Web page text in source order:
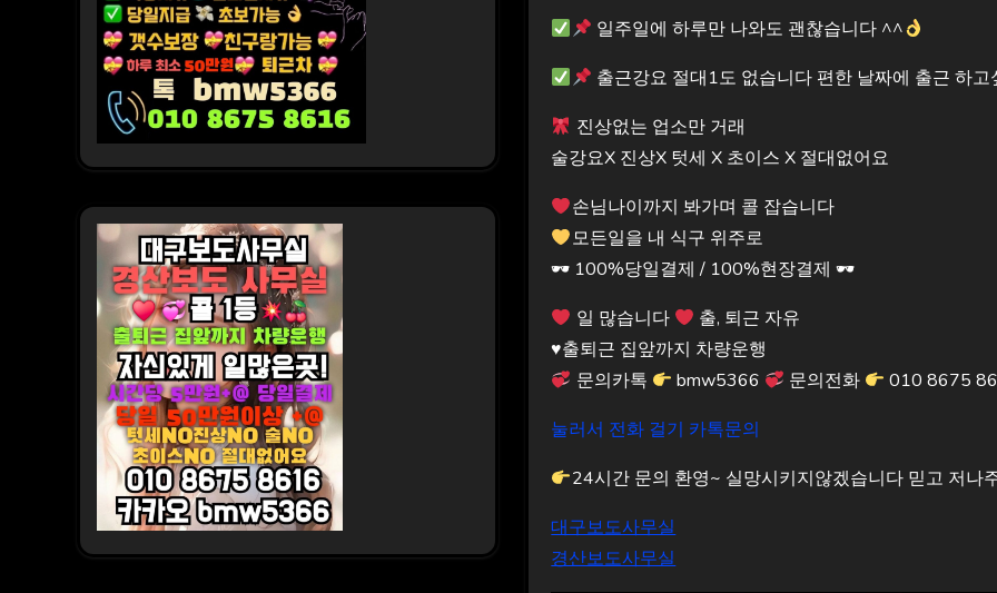
일주일에 하루만 나와도 괜찮습니다 ^^
출근강요 절대1도 없습니다 편한 날짜에 출근 하고
진상없는 업소만 거래
술강요X 진상X 텃세 X 초이스 X 절대없어요
손님나이까지 봐가며 콜 잡습니다
모든일을 내 식구 위주로
🕶 100%당일결제 / 100%현장결제 🕶
일 많습니다
출, 퇴근 자유
♥️출퇴근 집앞까지 차량운행
문의카톡
bmw5366 문의전화
010 8675
눌러서 전화 걸기 카톡문의
24시간 문의 환영~ 실망시키지않겠습니다 믿고 저나
대구보도사무실
경산보도사무실